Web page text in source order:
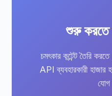
শুরু
চমৎকার কন্টেন্ট তৈরি
API ব্যবহারকারী হাজার
যোগ